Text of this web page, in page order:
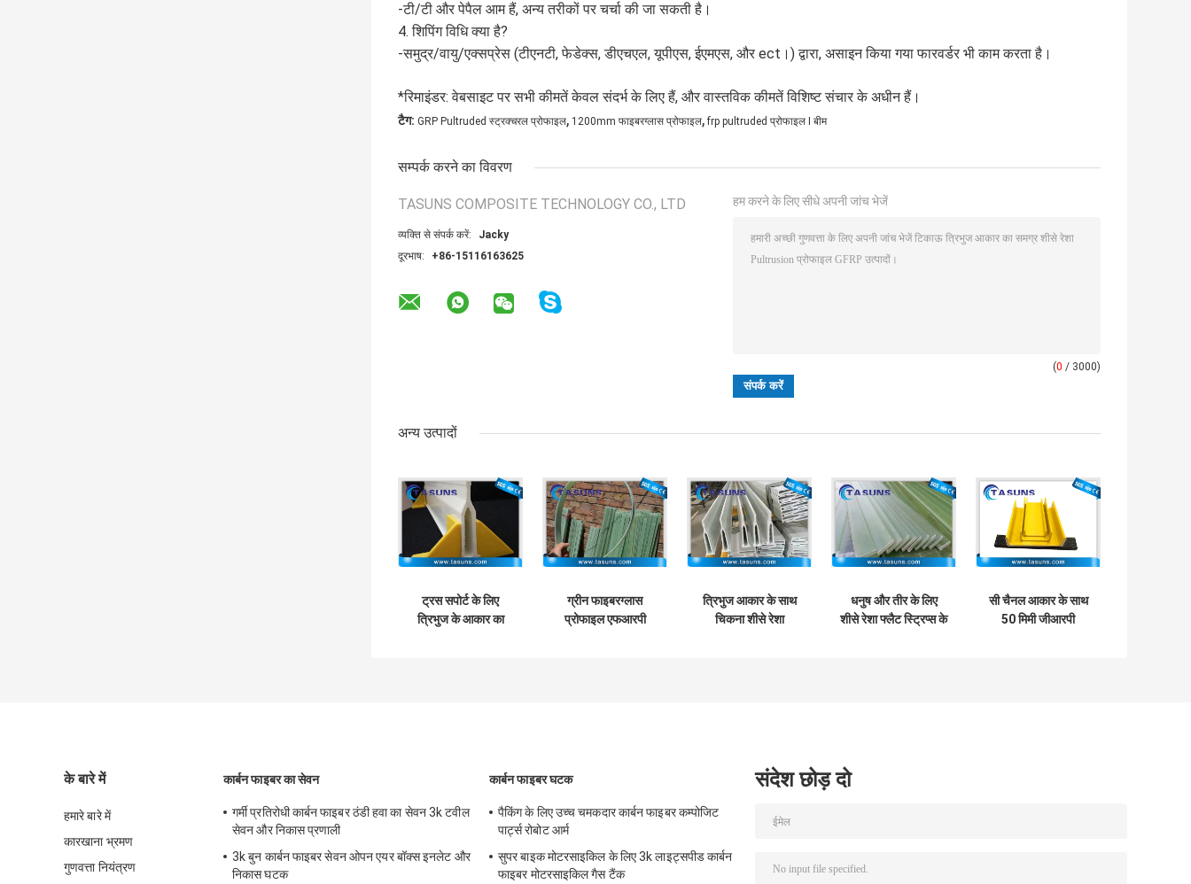
-टी/टी और पेपैल आम हैं, अन्य तरीकों पर चर्चा की जा सकती है।
4. शिपिंग विधि क्या है?
-समुद्र/वायु/एक्सप्रेस (टीएनटी, फेडेक्स, डीएचएल, यूपीएस, ईएमएस, और ect।) द्वारा, असाइन किया गया फारवर्डर भी काम करता है।
*रिमाइंडर: वेबसाइट पर सभी कीमतें केवल संदर्भ के लिए हैं, और वास्तविक कीमतें विशिष्ट संचार के अधीन हैं।
टैग: GRP Pultruded स्ट्रक्चरल प्रोफाइल, 1200mm फाइबरग्लास प्रोफाइल, frp pultruded प्रोफाइल I बीम
सम्पर्क करने का विवरण
TASUNS COMPOSITE TECHNOLOGY CO., LTD
व्यक्ति से संपर्क करें:
Jacky
दूरभाष:
+86-15116163625
हम करने के लिए सीधे अपनी जांच भेजें
(0 / 3000)
अन्य उत्पादों
ट्रस सपोर्ट के लिए
त्रिभुज के आकार का
ग्रीन फाइबरग्लास
प्रोफाइल एफआरपी
त्रिभुज आकार के साथ
चिकना शीसे रेशा
धनुष और तीर के लिए
शीसे रेशा फ्लैट स्ट्रिप्स के
सी चैनल आकार के साथ
50 मिमी जीआरपी
के बारे में
हमारे बारे में
कारखाना भ्रमण
गुणवत्ता नियंत्रण
कार्बन फाइबर का सेवन
गर्मी प्रतिरोधी कार्बन फाइबर ठंडी हवा का सेवन 3k टवील
सेवन और निकास प्रणाली
3k बुन कार्बन फाइबर सेवन ओपन एयर बॉक्स इनलेट और
निकास घटक
कार्बन फाइबर घटक
पैकिंग के लिए उच्च चमकदार कार्बन फाइबर कम्पोजिट
पार्ट्स रोबोट आर्म
सुपर बाइक मोटरसाइकिल के लिए 3k लाइट्सपीड कार्बन
फाइबर मोटरसाइकिल गैस टैंक
संदेश छोड़ दो